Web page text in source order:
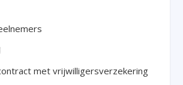
met vrijwilligersverzekering